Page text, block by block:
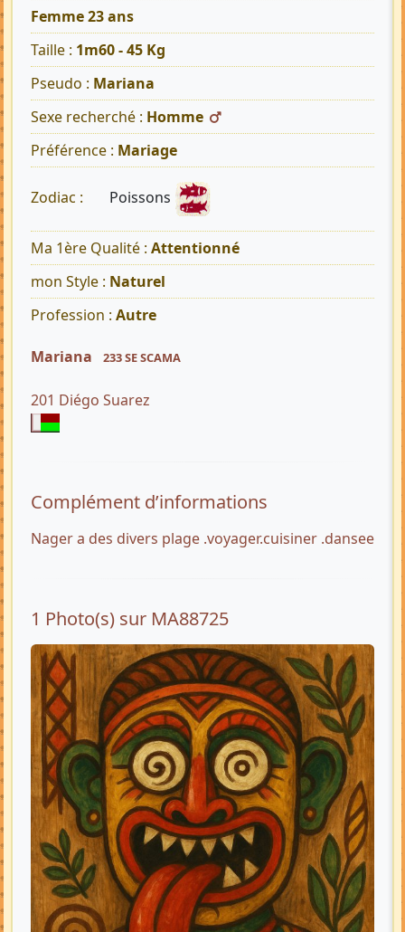
Femme 23 ans
Taille : 1m60 - 45 Kg
Pseudo : Mariana
Sexe recherché : Homme
Préférence : Mariage
Zodiac : Poissons
Ma 1ère Qualité : Attentionné
mon Style : Naturel
Profession : Autre
Mariana 233 SE SCAMA
201 Diégo Suarez
Complément d’informations
Nager a des divers plage .voyager.cuisiner .dansee
1 Photo(s) sur MA88725